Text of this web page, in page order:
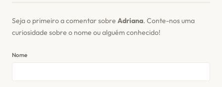
Seja o primeiro a comentar sobre Adriana. Conte-nos uma
curiosidade sobre o nome ou alguém conhecido!
Nome